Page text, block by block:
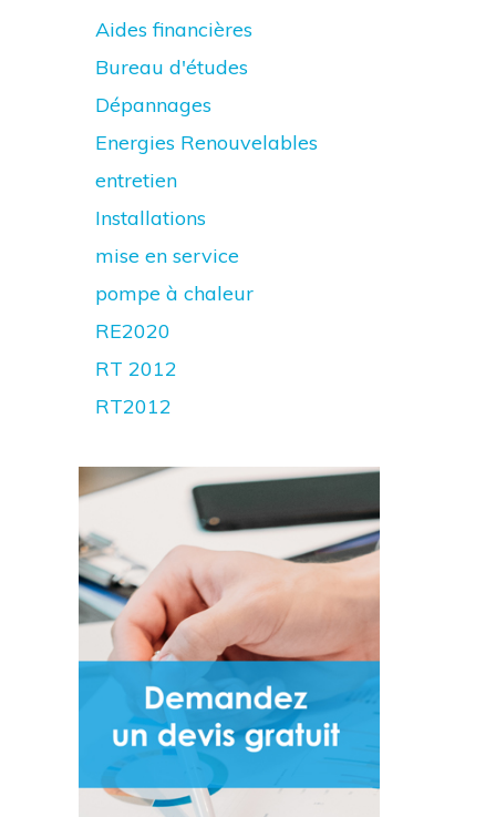
Aides financières
Bureau d'études
Dépannages
Energies Renouvelables
entretien
Installations
mise en service
pompe à chaleur
RE2020
RT 2012
RT2012